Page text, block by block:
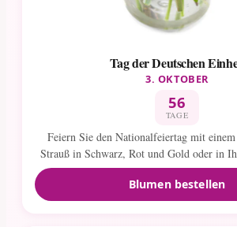
Tag der Deutschen
3. OKTOBER
56
TAGE
Feiern Sie den Nationalfeiertag mit einem
Strauß in Schwarz, Rot und Gold oder in
Blumen bestellen